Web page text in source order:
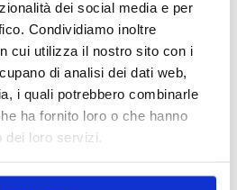
dei social media e per
Condividiamo inoltre
cui utilizza il nostro sito con i
di analisi dei dati web,
i quali potrebbero combinarle
ha fornito loro o che hanno
loro servizi.